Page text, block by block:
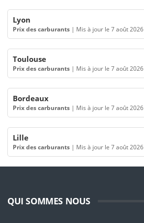
Lyon
Prix des carburants | Mis à jour le 7 août 2026
Toulouse
Prix des carburants | Mis à jour le 7 août 2026
Bordeaux
Prix des carburants | Mis à jour le 7 août 2026
Lille
Prix des carburants | Mis à jour le 7 août 2026
QUI SOMMES NOUS